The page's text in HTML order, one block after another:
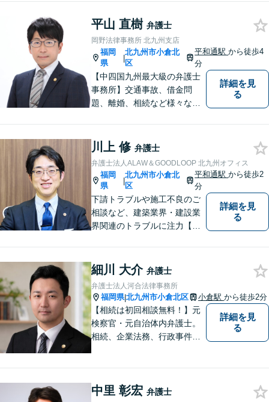
面を乗り越える手助けをして
まいります。まずはお気軽に
ご相談ください。
平山 直樹 弁護士
岡野法律事務所 北九州支店
福岡
県
|
北九州市小倉北
区
平和通駅から徒歩4
分
【中四国九州最大級の弁護士
事務所】交通事故、借金問
題、離婚、相続など様々な問
まずはお気軽にご相談くださ
い！
詳細を見
る
川上 修 弁護士
弁護士法人ALAW＆GOODLOOP 北九州オフィス
福岡
県
|
北九州市小倉北
区
平和通駅から徒歩2
分
下請トラブルや施工不良のご
相談など、建築業界・建設業
界関連のトラブルに注力【企
のご相談はお任せください
【夜間・休日対応可】M&A、
株式発行も対応【小倉駅3分】
詳細を見
る
細川 大介 弁護士
弁護士法人河合法律事務所
福岡県|北九州市小倉北区 小倉駅 から徒歩2分
【相続は初回相談無料！】元
検察官・元自治体内弁護士。
相続、企業法務、行政事件、
詳細を見
る
中里 彰宏 弁護士